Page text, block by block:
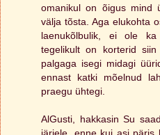
omanikul on õigus mind
välja tõsta. Aga elukohta
laenukõlbulik, ei ole
tegelikult on korterid
palgaga isegi midagi
ennast katki mõelnud
praegu ühtegi.
AlGusti, hakkasin Su
järjele, enne kui asi päris